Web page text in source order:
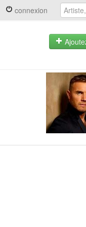
connexion